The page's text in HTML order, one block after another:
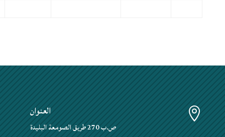
 العنوان
ص.ب 270 طريق الصومعة البليدة